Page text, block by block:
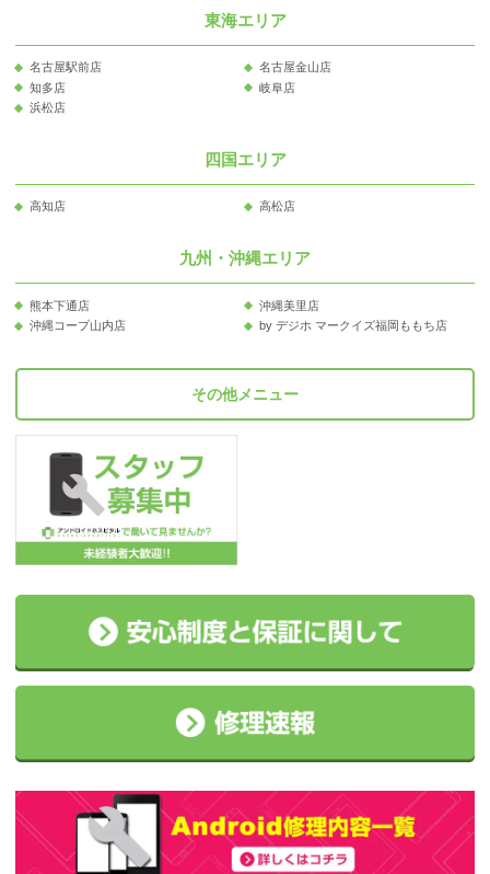
東海エリア
名古屋駅前店
名古屋金山店
知多店
岐阜店
浜松店
四国エリア
高知店 高松店
九州・沖縄エリア
熊本下通店
沖縄美里店
沖縄コープ山内店
by デジホ マークイズ福岡ももち店
その他メニュー